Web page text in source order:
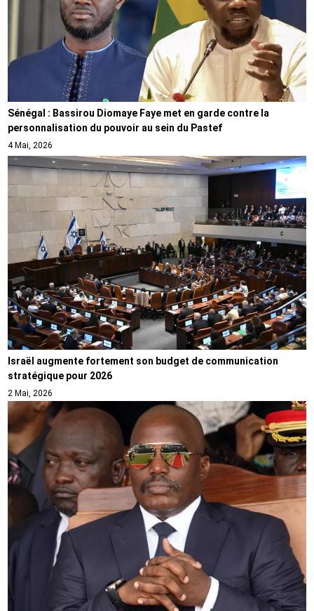
Sénégal : Bassirou Diomaye Faye met en garde contre la
personnalisation du pouvoir au sein du Pastef
4 Mai, 2026
Israël augmente fortement son budget de communication
stratégique pour 2026
2 Mai, 2026